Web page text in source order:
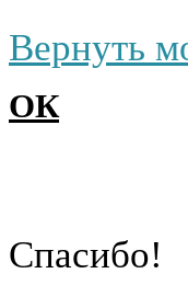
Вернуть
ОК
Cпасибо!